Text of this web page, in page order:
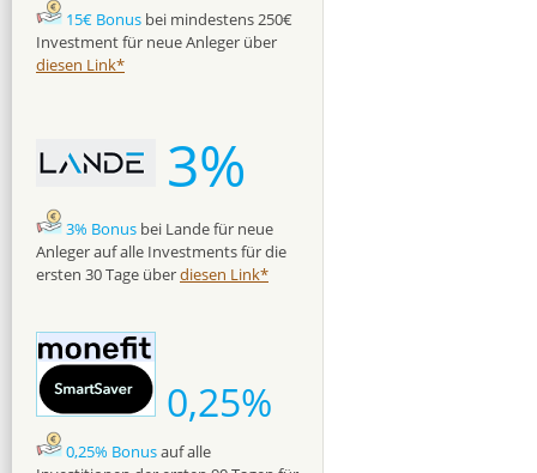
15€ Bonus bei mindestens 250€
Investment für neue Anleger über
diesen Link*
3%
3% Bonus bei Lande für neue
Anleger auf alle Investments für die
ersten 30 Tage überdiesen Link*
0,25%
0,25% Bonusauf alle